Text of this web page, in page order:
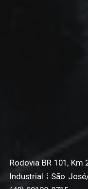
Rodovia BR 101, Km
Industrial ⁞ São